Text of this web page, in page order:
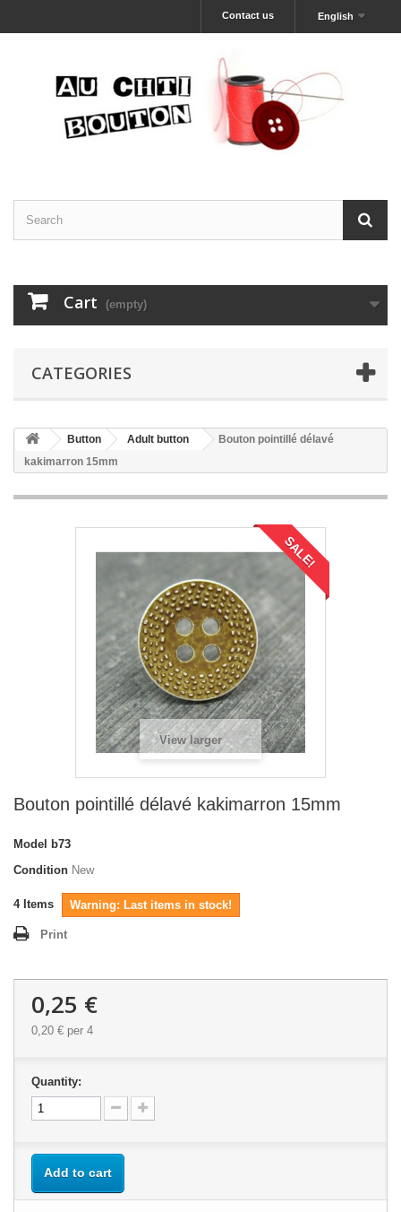
English
Contact us
Cart (empty)
CATEGORIES
Button Adult button
Bouton pointillé délavé
kakimarron 15mm
SALE!
View larger
Bouton pointillé délavé kakimarron 15mm
Model
b73
Condition New
4 Items Warning: Last items in stock!
Print
0,25 €
0,20 € per 4
Quantity:
Add to cart